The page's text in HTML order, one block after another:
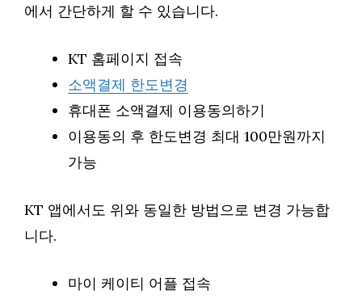
에서 간단하게 할 수 있습니다.
KT 홈페이지 접속
소액결제 한도변경
휴대폰 소액결제 이용동의하기
이용동의 후 한도변경 최대 100만원까지
가능
KT 앱에서도 위와 동일한 방법으로 변경 가능합
니다.
마이 케이티 어플 접속